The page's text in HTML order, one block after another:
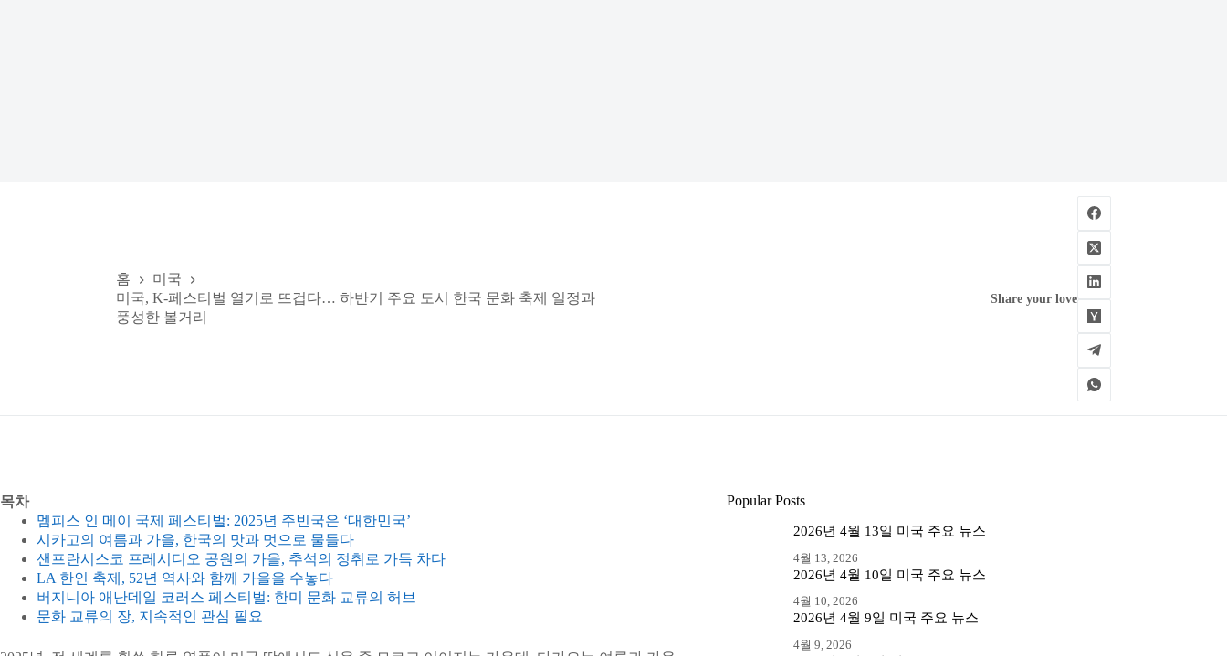
홈
미국
미국, K-페스티벌 열기로 뜨겁다… 하반기 주요 도시 한국 문화 축제 일정과
풍성한 볼거리
Share your love
목차
멤피스 인 메이 국제 페스티벌: 2025년 주빈국은 ‘대한민국’
시카고의 여름과 가을, 한국의 맛과 멋으로 물들다
샌프란시스코 프레시디오 공원의 가을, 추석의 정취로 가득 차다
LA 한인 축제, 52년 역사와 함께 가을을 수놓다
버지니아 애난데일 코러스 페스티벌: 한미 문화 교류의 허브
문화 교류의 장, 지속적인 관심 필요
Popular Posts
2026년 4월 13일 미국 주요 뉴스
4월 13, 2026
2026년 4월 10일 미국 주요 뉴스
4월 10, 2026
2026년 4월 9일 미국 주요 뉴스
4월 9, 2026